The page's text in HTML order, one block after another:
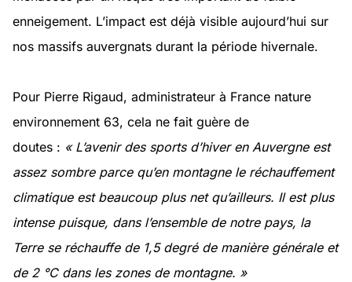
enneigement. L’impact est déjà visible aujourd’hui sur
nos massifs auvergnats durant la période hivernale.
Pour Pierre Rigaud, administrateur à France nature
environnement 63, cela ne fait guère de
doutes : « L’avenir des sports d’hiver en Auvergne est
assez sombre parce qu’en montagne le réchauffement
climatique est beaucoup plus net qu’ailleurs. Il est plus
intense puisque, dans l’ensemble de notre pays, la
Terre se réchauffe de 1,5 degré de manière générale et
de 2 °C dans les zones de montagne. »